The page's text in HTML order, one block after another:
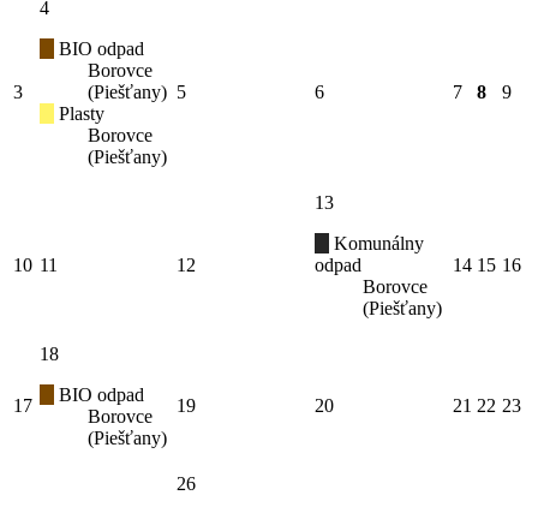
3
4
BIO odpad
Borovce
(Piešťany)
Plasty
Borovce
(Piešťany)
5 6 7 8 9
10 11 12
13
Komunálny
odpad
Borovce
(Piešťany)
14 15 16
17
18
BIO odpad
Borovce
(Piešťany)
19 20 21 22 23
26